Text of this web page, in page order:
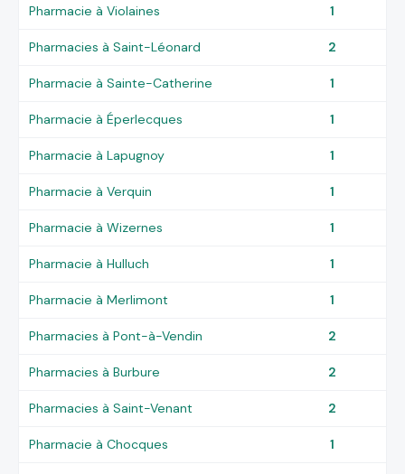
Pharmacie à Violaines 1
Pharmacies à Saint-Léonard 2
Pharmacie à Sainte-Catherine 1
Pharmacie à Éperlecques 1
Pharmacie à Lapugnoy 1
Pharmacie à Verquin 1
Pharmacie à Wizernes 1
Pharmacie à Hulluch 1
Pharmacie à Merlimont 1
Pharmacies à Pont-à-Vendin 2
Pharmacies à Burbure 2
Pharmacies à Saint-Venant 2
Pharmacie à Chocques 1